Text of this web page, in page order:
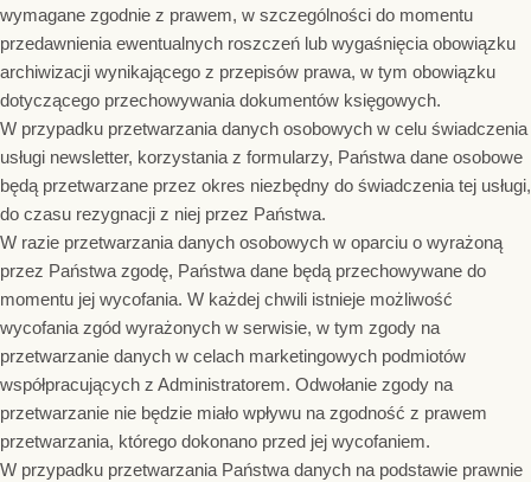
wymagane zgodnie z prawem, w szczególności do momentu
przedawnienia ewentualnych roszczeń lub wygaśnięcia obowiązku
archiwizacji wynikającego z przepisów prawa, w tym obowiązku
dotyczącego przechowywania dokumentów księgowych.
W przypadku przetwarzania danych osobowych w celu świadczenia
usługi newsletter, korzystania z formularzy, Państwa dane osobowe
będą przetwarzane przez okres niezbędny do świadczenia tej usługi,
do czasu rezygnacji z niej przez Państwa.
W razie przetwarzania danych osobowych w oparciu o wyrażoną
przez Państwa zgodę, Państwa dane będą przechowywane do
momentu jej wycofania. W każdej chwili istnieje możliwość
wycofania zgód wyrażonych w serwisie, w tym zgody na
przetwarzanie danych w celach marketingowych podmiotów
współpracujących z Administratorem. Odwołanie zgody na
przetwarzanie nie będzie miało wpływu na zgodność z prawem
przetwarzania, którego dokonano przed jej wycofaniem.
W przypadku przetwarzania Państwa danych na podstawie prawnie